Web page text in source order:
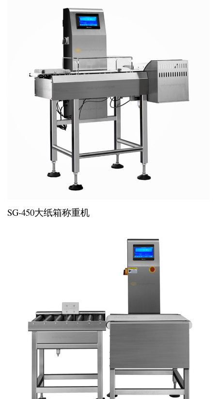
SG-450大纸箱称重机